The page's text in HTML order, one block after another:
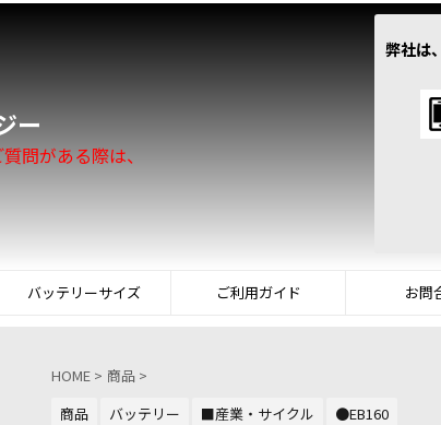
ー
問がある際は、
弊社は
バッテリーサイズ ご利用ガイド お問
HOME > 商品 >
商品
バッテリー ■産業・サイクル ●EB160